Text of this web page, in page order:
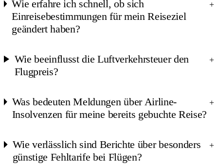
Wie erfahre ich schnell, ob sich
Einreisebestimmungen für mein Reiseziel
geändert haben?
+
Wie beeinflusst die Luftverkehrsteuer den
Flugpreis?
+
Was bedeuten Meldungen über Airline-
Insolvenzen für meine bereits gebuchte Reise?
+
Wie verlässlich sind Berichte über besonders
günstige Fehltarife bei Flügen?
+